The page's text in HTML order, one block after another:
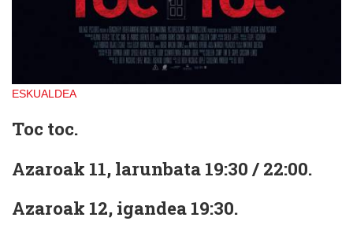
ESKUALDEA
Toc toc.
Azaroak 11, larunbata 19:30 / 22:00.
Azaroak 12, igandea 19:30.